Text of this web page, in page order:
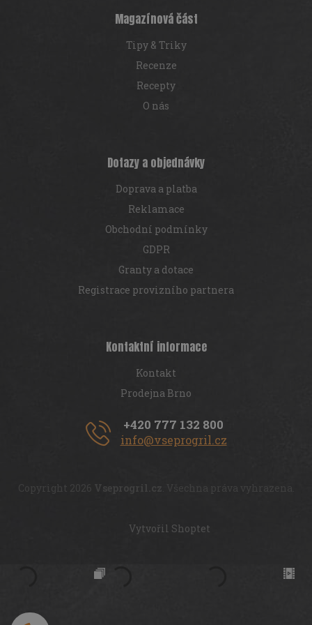
p
r
v
k
y
v
ý
p
Magazínová část
Tipy & Triky
Recenze
Recepty
O nás
Dotazy a objednávky
Doprava a platba
Reklamace
Obchodní podmínky
GDPR
Granty a dotace
Registrace provizního partnera
Kontaktní informace
Kontakt
Prodejna Brno
+420 777 132 800
info@vseprogril.cz
Vytvořil Shoptet
Copyright 2026 Vseprogril.cz . Všechna práva vyhrazena.